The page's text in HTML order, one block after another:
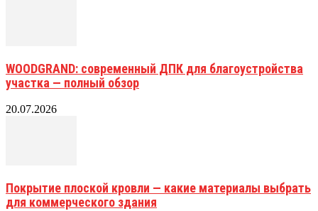
WOODGRAND: современный ДПК для благоустройства
участка — полный обзор
20.07.2026
Покрытие плоской кровли — какие материалы выбрать
для коммерческого здания